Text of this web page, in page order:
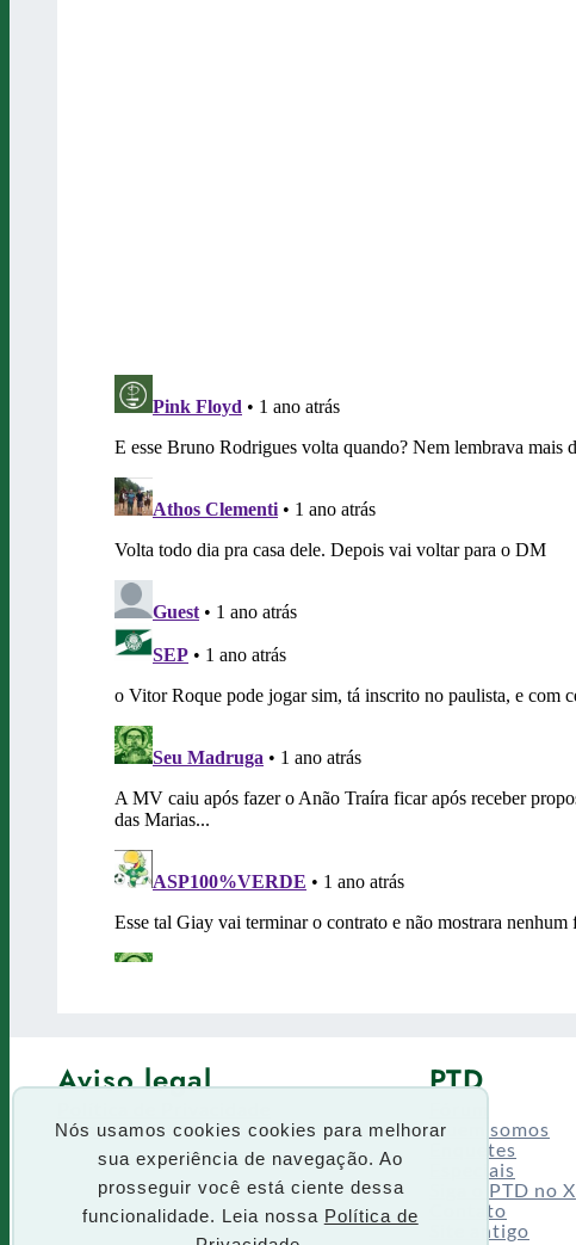
Nós usamos cookies cookies para melhorar
sua experiência de navegação. Ao
prosseguir você está ciente dessa
funcionalidade. Leia nossa Política de
Aviso legal
Termos de uso
PTD
Quem somos
Enquetes
Especiais
Siga o PTD no X
Contato
Site antigo